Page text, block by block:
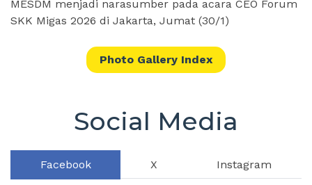
MESDM menjadi narasumber pada acara CEO Forum
SKK Migas 2026 di Jakarta, Jumat (30/1)
Photo Gallery Index
Social Media
Facebook X Instagram